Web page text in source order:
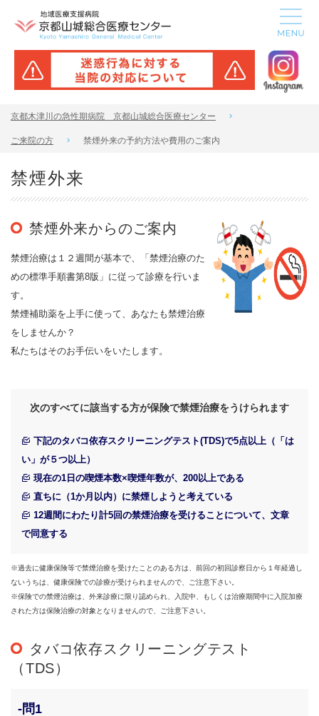
京都木津川の急性期病院 京都山城総合医療センター
ご来院の方 禁煙外来の予約方法や費用のご案内
禁煙外来
禁煙外来からのご案内
禁煙治療は１２週間が基本で、「禁煙治療のた
めの標準手順書第8版」に従って診療を行いま
す。
禁煙補助薬を上手に使って、あなたも禁煙治療
をしませんか？
私たちはそのお手伝いをいたします。
次のすべてに該当する方が保険で禁煙治療をうけられます
下記のタバコ依存スクリーニングテスト(TDS)で5点以上（「は
い」が５つ以上）
現在の1日の喫煙本数×喫煙年数が、200以上である
直ちに（1か月以内）に禁煙しようと考えている
12週間にわたり計5回の禁煙治療を受けることについて、文章
で同意する
※過去に健康保険等で禁煙治療を受けたことのある方は、前回の初回診察日から１年経過し
ないうちは、健康保険での診療が受けられませんので、ご注意下さい。
※保険での禁煙治療は、外来診療に限り認められ、入院中、もしくは治療期間中に入院加療
された方は保険治療の対象となりませんので、ご注意下さい。
タバコ依存スクリーニングテスト
（TDS）
-問1